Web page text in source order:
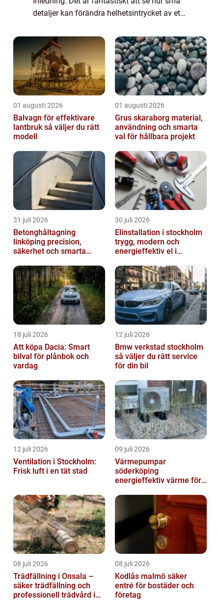
detaljer kan förändra helhetsintrycket av ett
handtaget till din altandörr, ett fö...
01 augusti 2026
Balvagn för effektivare
lantbruk så väljer du rätt
modell
01 augusti 2026
Grus skaraborg material,
användning och smarta
val för hållbara projekt
31 juli 2026
Betonghåltagning
linköping precision,
säkerhet och smarta
30 juli 2026
Elinstallation i stockholm
trygg, modern och
energieffektiv el i
18 juli 2026
Att köpa Dacia: Smart
bilval för plånbok och
vardag
12 juli 2026
Bmw verkstad stockholm
så väljer du rätt service
för din bil
12 juli 2026
Ventilation i Stockholm:
Frisk luft i en tät stad
09 juli 2026
Värmepumpar
söderköping
energieffektiv värme för
08 juli 2026
Trädfällning i Onsala –
säker trädfällning och
professionell trädvård i
08 juli 2026
Kodlås malmö säker
entré för bostäder och
företag